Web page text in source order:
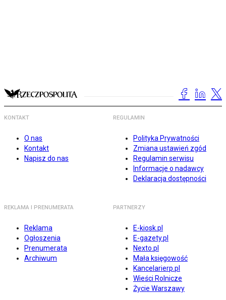
KONTAKT
O nas
Kontakt
Napisz do nas
REGULAMIN
Polityka Prywatności
Zmiana ustawień zgód
Regulamin serwisu
Informacje o nadawcy
Deklaracja dostępności
REKLAMA I PRENUMERATA
Reklama
Ogłoszenia
Prenumerata
Archiwum
PARTNERZY
E-kiosk.pl
E-gazety.pl
Nexto.pl
Mała księgowość
Kancelarierp.pl
Wieści Rolnicze
Życie Warszawy